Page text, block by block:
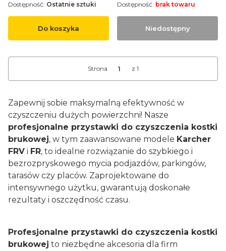
Do koszyka
Dostępność: Ostatnie sztuki
Niedostępny
Dostępność: brak towaru
Strona z 1
Zapewnij sobie maksymalną efektywność w
czyszczeniu dużych powierzchni! Nasze
profesjonalne przystawki do czyszczenia kostki
brukowej, w tym zaawansowane modele Karcher
FRV i FR, to idealne rozwiązanie do szybkiego i
bezrozpryskowego mycia podjazdów, parkingów,
tarasów czy placów. Zaprojektowane do
intensywnego użytku, gwarantują doskonałe
rezultaty i oszczędność czasu.
Profesjonalne przystawki do czyszczenia kostki
brukowej to niezbędne akcesoria dla firm